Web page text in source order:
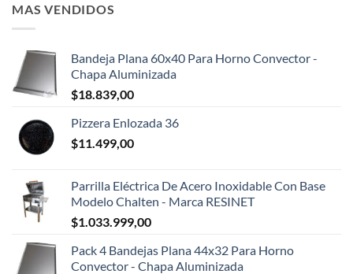
MAS VENDIDOS
Bandeja Plana 60x40 Para Horno Convector -
Chapa Aluminizada
$18.839,00
Pizzera Enlozada 36
$11.499,00
Parrilla Eléctrica De Acero Inoxidable Con Base
Modelo Chalten - Marca RESINET
$1.033.999,00
Pack 4 Bandejas Plana 44x32 Para Horno
Convector - Chapa Aluminizada